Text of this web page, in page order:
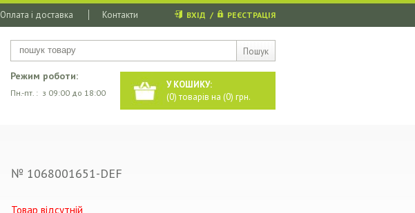
Пошук
Оплата і доставка Контакти ВХІД / РЕЄСТРАЦІЯ
У КОШИКУ:
(0) товарів на (0) грн.
Режим роботи:
Пн.-пт. : з 09:00 до 18:00
№ 1068001651-DEF
Товар відсутній